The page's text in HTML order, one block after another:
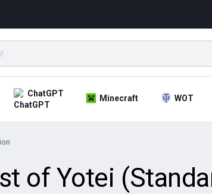
ChatGPT Minecraft WOT
of Yotei